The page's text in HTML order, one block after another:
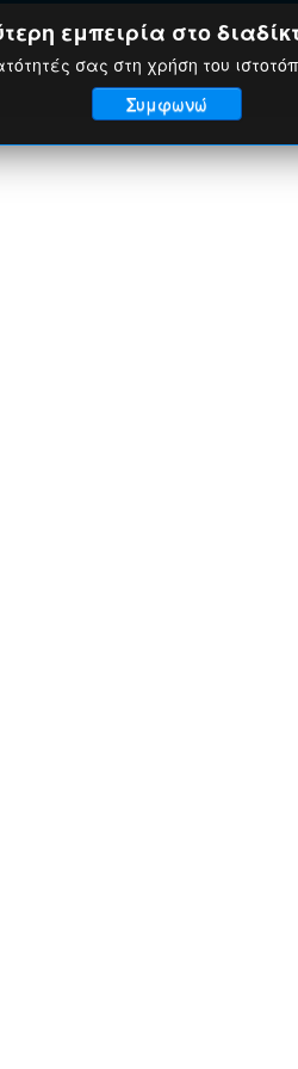
εμπειρία στο
σας στη χρήση του
Συμφωνώ